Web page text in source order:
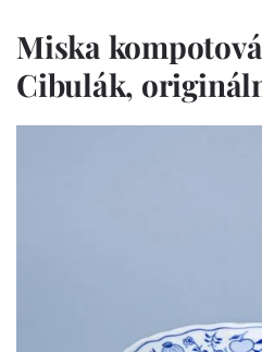
Miska
Cibulák,